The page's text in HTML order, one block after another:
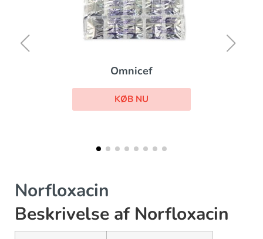
Norfloxacin
Beskrivelse af Norfloxacin